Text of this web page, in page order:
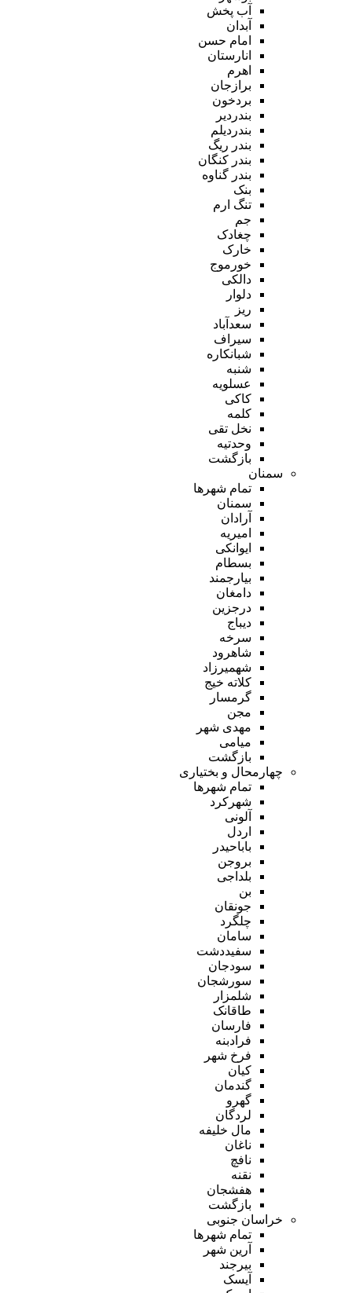
آب پخش
آبدان
امام حسن
انارستان
اهرم
برازجان
بردخون
بندردیر
بندردیلم
بندر ریگ
بندر کنگان
بندر گناوه
بنک
تنگ ارم
جم
چغادک
خارک
خورموج
دالکی
دلوار
ریز
سعدآباد
سیراف
شبانکاره
شنبه
عسلویه
کاکی
کلمه
نخل تقی
وحدتیه
بازگشت
سمنان
تمام شهر‌ها
سمنان
آرادان
امیریه
ایوانکی
بسطام
بیارجمند
دامغان
درجزین
دیباج
سرخه
شاهرود
شهمیرزاد
کلاته خیج
گرمسار
مجن
مهدی شهر
میامی
بازگشت
چهارمحال و بختیاری
تمام شهر‌ها
شهرکرد
آلونی
اردل
باباحیدر
بروجن
بلداجی
بن
جونقان
چلگرد
سامان
سفیددشت
سودجان
سورشجان
شلمزار
طاقانک
فارسان
فرادبنه
فرخ شهر
کیان
گندمان
گهرو
لردگان
مال خلیفه
ناغان
نافچ
نقنه
هفشجان
بازگشت
خراسان جنوبی
تمام شهر‌ها
آرین شهر
بیرجند
آیسک